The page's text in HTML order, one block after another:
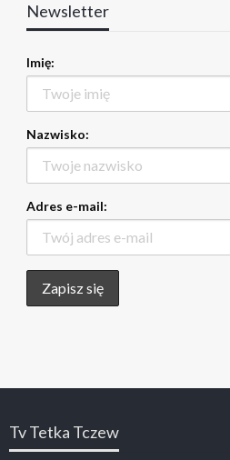
Newsletter
Imię:
Nazwisko:
Adres e-mail:
Tv Tetka Tczew